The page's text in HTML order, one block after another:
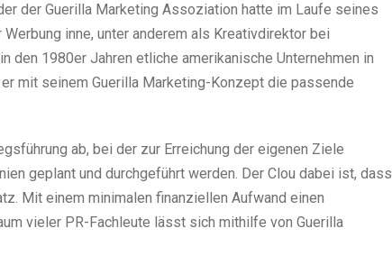
der Guerilla Marketing Assoziation hatte im Laufe seines
inne, unter anderem als Kreativdirektor bei
den 1980er Jahren etliche amerikanische Unternehmen in
mit seinem Guerilla Marketing-Konzept die passende
ab, bei der zur Erreichung der eigenen Ziele
geplant und durchgeführt werden. Der Clou dabei ist, dass
Mit einem minimalen finanziellen Aufwand einen
vieler PR-Fachleute lässt sich mithilfe von Guerilla